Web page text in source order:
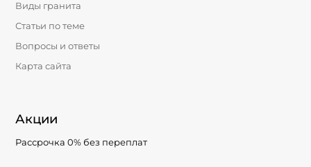
Виды гранита
Статьи по теме
Вопросы и ответы
Карта сайта
Акции
Рассрочка 0% без переплат